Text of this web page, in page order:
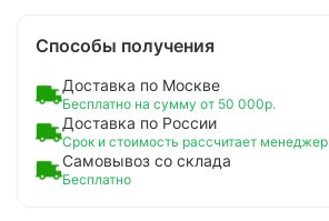
Способы получения
Доставка по Москве
Бесплатно на сумму от 50 000р.
Доставка по России
Срок и стоимость рассчитает менеджер
Самовывоз со склада
Бесплатно